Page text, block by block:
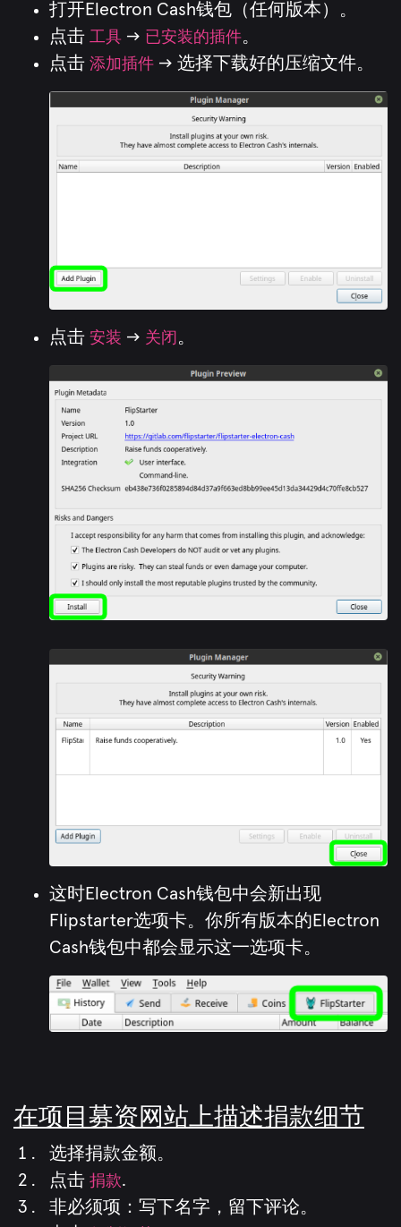
打开Electron Cash钱包（任何版本）。
点击 工具 --> 已安装的插件。
点击 添加插件 --> 选择下载好的压缩文件。
点击 安装 --> 关闭 。
这时Electron Cash钱包中会新出现
Flipstarter选项卡。你所有版本的Electron
Cash钱包中都会显示这一选项卡。
在项目募资网站上描述捐款细节
选择捐款金额。
点击 捐款.
非必须项：写下名字，留下评论。